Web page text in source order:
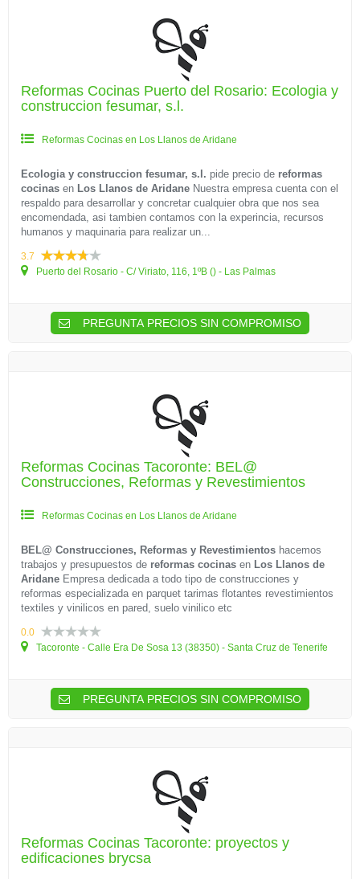
Reformas Cocinas Puerto del Rosario: Ecologia y
construccion fesumar, s.l.
Reformas Cocinas en Los Llanos de Aridane
Ecologia y construccion fesumar, s.l. pide precio de reformas
cocinas en Los Llanos de Aridane Nuestra empresa cuenta con el
respaldo para desarrollar y concretar cualquier obra que nos sea
encomendada, asi tambien contamos con la experincia, recursos
humanos y maquinaria para realizar un...
3.7
Puerto del Rosario - C/ Viriato, 116, 1ºB () - Las Palmas
PREGUNTA PRECIOS SIN COMPROMISO
Reformas Cocinas Tacoronte: BEL@
Construcciones, Reformas y Revestimientos
Reformas Cocinas en Los Llanos de Aridane
BEL@ Construcciones, Reformas y Revestimientos hacemos
trabajos y presupuestos de reformas cocinas en Los Llanos de
Aridane Empresa dedicada a todo tipo de construcciones y
reformas especializada en parquet tarimas flotantes revestimientos
textiles y vinilicos en pared, suelo vinilico etc
0.0
Tacoronte - Calle Era De Sosa 13 (38350) - Santa Cruz de Tenerife
PREGUNTA PRECIOS SIN COMPROMISO
Reformas Cocinas Tacoronte: proyectos y
edificaciones brycsa